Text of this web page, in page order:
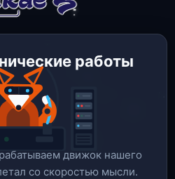
работы
движок нашего
со скоростью мысли.